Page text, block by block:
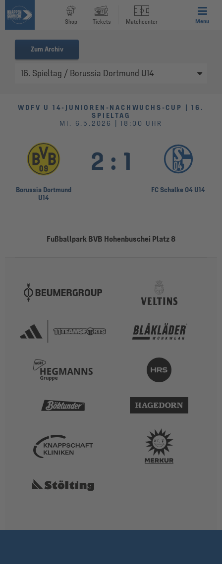
Shop Tickets Matchcenter Menu
Zum Archiv
WDFV U 14-JUNIOREN-NACHWUCHS-CUP | 16.
SPIELTAG
MI. 6.5.2026 | 18:00 UHR
Borussia Dortmund
U14
2 : 1
FC Schalke 04 U14
Fußballpark BVB Hohenbuschei Platz 8